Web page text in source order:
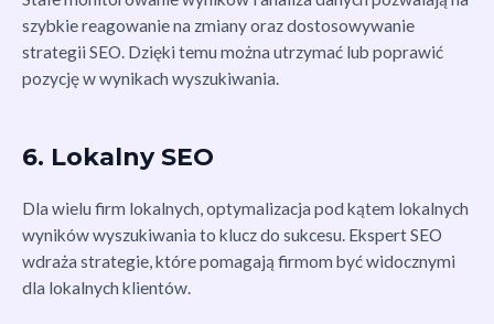
szybkie reagowanie na zmiany oraz dostosowywanie
strategii SEO. Dzięki temu można utrzymać lub poprawić
pozycję w wynikach wyszukiwania.
6. Lokalny SEO
Dla wielu firm lokalnych, optymalizacja pod kątem lokalnych
wyników wyszukiwania to klucz do sukcesu. Ekspert SEO
wdraża strategie, które pomagają firmom być widocznymi
dla lokalnych klientów.